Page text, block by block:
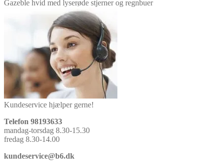
Gazeble hvid med lyserøde stjerner og regnbuer
Kundeservice hjælper gerne!
Telefon 98193633
mandag-torsdag 8.30-15.30
fredag 8.30-14.00
kundeservice@b6.dk